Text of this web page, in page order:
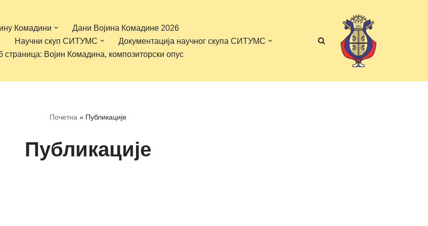
Комадини
Дани Војина Комадине 2026
Научни скуп СИТУМС
Документација научног скупа СИТУМС
страница: Војин Комадина, композиторски опус
Почетна » Публикације
Публикације